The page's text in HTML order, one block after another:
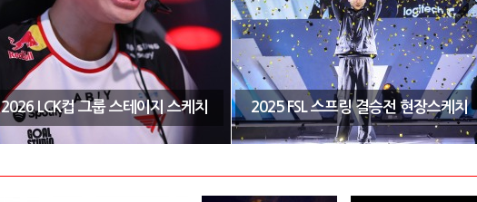
2026 LCK컵 그룹 스테이지 스케치 2025 FSL 스프링 결승전 현장스케치